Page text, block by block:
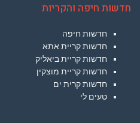
חדשות חיפה והקריות
חדשות חיפה
חדשות קריית אתא
חדשות קריית ביאליק
חדשות קריית מוצקין
חדשות קרית ים
טעים לי